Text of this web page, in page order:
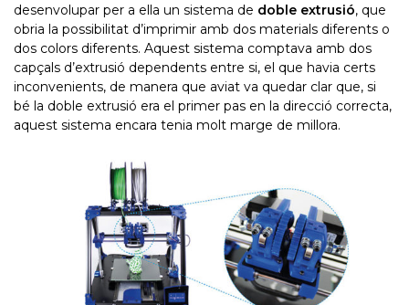
desenvolupar per a ella un sistema de doble extrusió, que
obria la possibilitat d’imprimir amb dos materials diferents o
dos colors diferents. Aquest sistema comptava amb dos
capçals d’extrusió dependents entre si, el que havia certs
inconvenients, de manera que aviat va quedar clar que, si
bé la doble extrusió era el primer pas en la direcció correcta,
aquest sistema encara tenia molt marge de millora.